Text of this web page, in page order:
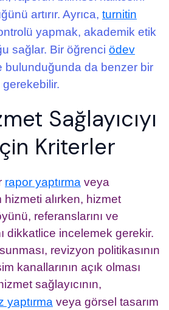
artırır. Ayrıca, turnitin
yapmak, akademik etik
sağlar. Bir öğrenci ödev
bulunduğunda da benzer bir
Sağlayıcıyı
Kriterler
rapor yaptırma veya
hizmeti alırken, hizmet
referanslarını ve
dikkatlice incelemek gerekir.
revizyon politikasının
kanallarının açık olması
sağlayıcının,
yaptırma veya görsel tasarım